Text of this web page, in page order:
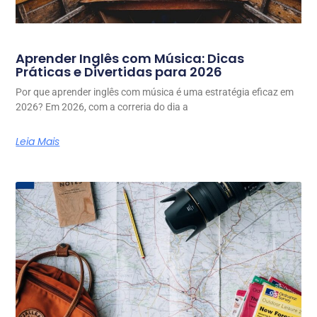
Aprender Inglês com Música: Dicas
Práticas e Divertidas para 2026
Por que aprender inglês com música é uma estratégia eficaz em
2026? Em 2026, com a correria do dia a
Leia Mais